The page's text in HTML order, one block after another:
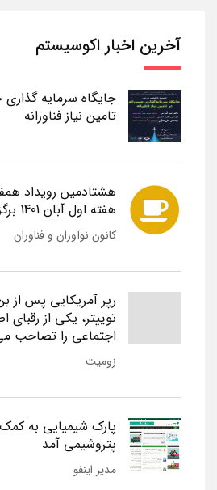
آخرین اخبار اکوسیستم
جایگاه سرمایه گذاری
تامین نیاز فناورانه
هشتادمین رویداد
هفته اول آبان 1401 برگزار می شود
کانون نوآوران و فناوران
رپر آمریکایی پس از
توییتر، یکی از
اجتماعی را تصاحب
زومیت
پارک شیمیایی به
پتروشیمی آمد
مدیر اینفو